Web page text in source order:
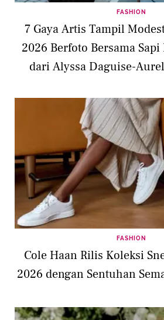
FASHION
7 Gaya Artis Tampil
2026 Berfoto Bersama
dari Alyssa Daguise-
FASHION
Cole Haan Rilis Koleksi
2026 dengan Sentuhan